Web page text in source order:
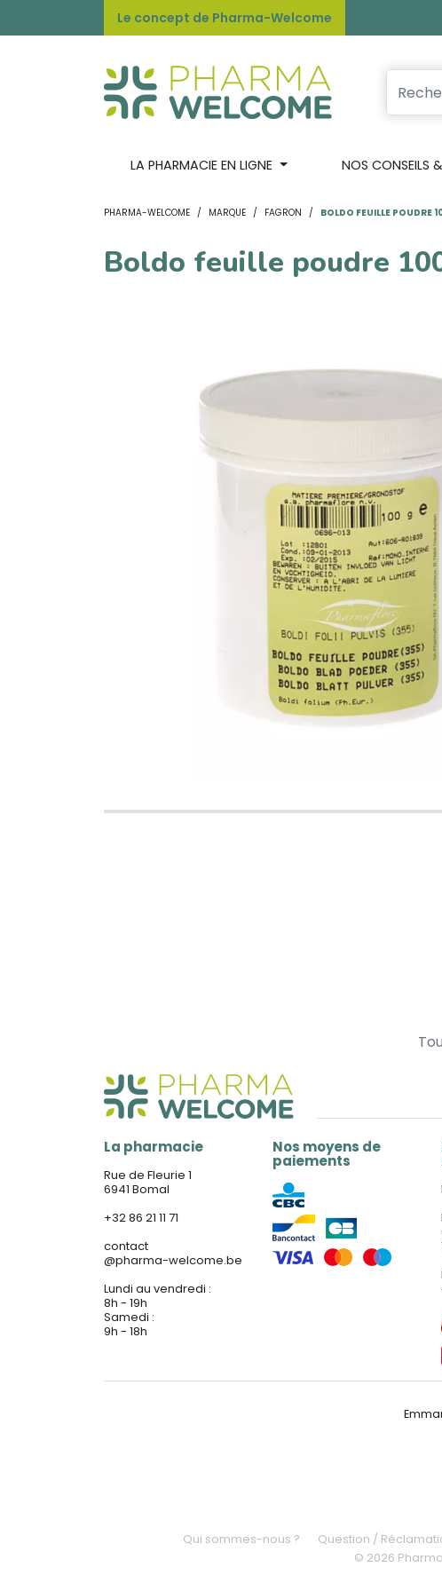
Le concept de Pharma-Welcome
LA PHARMACIE EN LIGNE NOS CONSEILS
PHARMA-WELCOME MARQUE FAGRON BOLDO FEUILLE POUDRE
Boldo feuille poudre
La pharmacie
Rue de Fleurie 1
6941 Bomal
+32 86 21 11 71
contact
@pharma-welcome.be
Lundi au vendredi :
8h - 19h
Samedi :
9h - 18h
Nos moyens de
paiements
Qui sommes-nous ? Question /
© 2026